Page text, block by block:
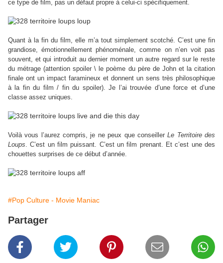
ce type de film, pas un défaut propre à celui-ci spécifiquement.
Quant à la fin du film, elle m’a tout simplement scotché. C’est une fin
grandiose, émotionnellement phénoménale, comme on n’en voit pas
souvent, et qui introduit au dernier moment un autre regard sur le reste
du métrage (attention spoiler \ le poème du père de John et la citation
finale ont un impact faramineux et donnent un sens très philosophique
à la fin du film / fin du spoiler). Je l’ai trouvée d’une force et d’une
classe assez uniques.
Voilà vous l’aurez compris, je ne peux que conseillerLe Territoire des
Loups. C’est un film puissant. C’est un film prenant. Et c’est une des
chouettes surprises de ce début d’année.
#Pop Culture - Movie Maniac
Partager